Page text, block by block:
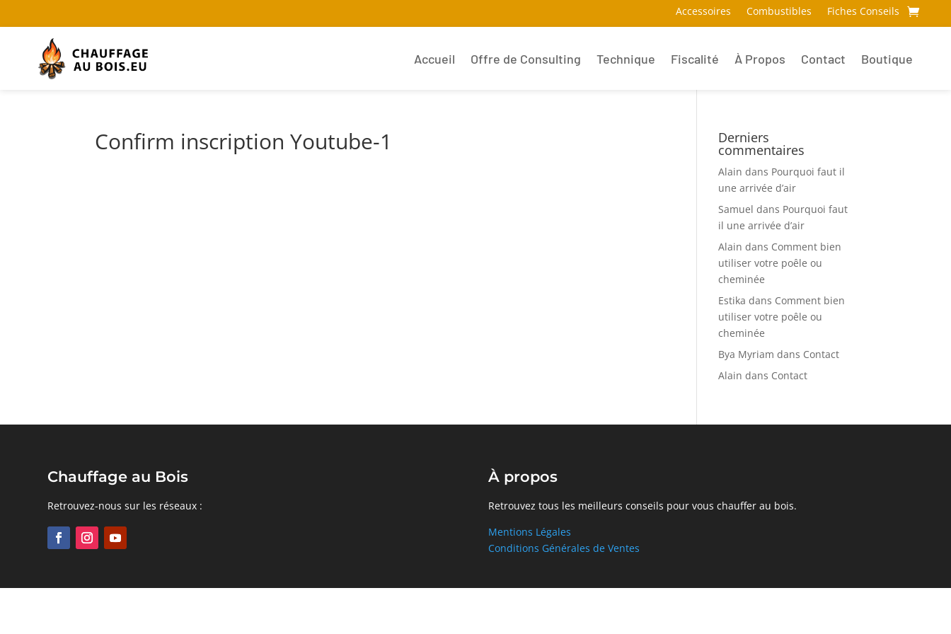
Accessoires Combustibles Fiches Conseils
Accueil Offre de Consulting Technique Fiscalité À Propos Contact Boutique
Confirm inscription Youtube-1 Derniers
commentaires
Alain dans Pourquoi faut il
une arrivée d’air
Samuel dans Pourquoi faut
il une arrivée d’air
Alain dans Comment bien
utiliser votre poêle ou
cheminée
Estika dans Comment bien
utiliser votre poêle ou
cheminée
Bya Myriam dans Contact
Alain dans Contact
Chauffage au Bois
Retrouvez-nous sur les réseaux :
À propos
Retrouvez tous les meilleurs conseils pour vous chauffer au bois.
Mentions Légales
Conditions Générales de Ventes